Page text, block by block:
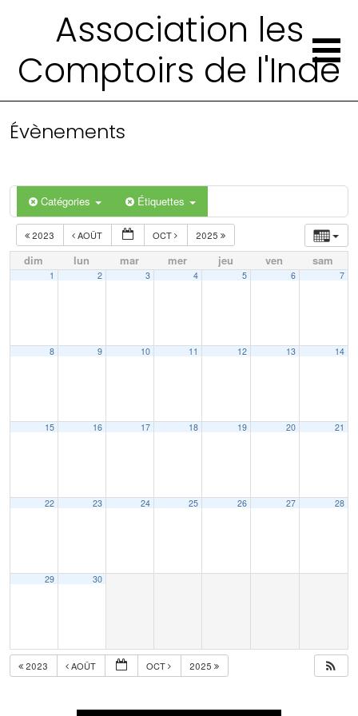
Association les
Comptoirs de l'Inde
Évènements
Catégories Étiquettes
2023 AOÛT OCT 2025
dim lun mar mer jeu ven sam
1 2 3 4 5 6 7
8 9 10 11 12 13 14
15 16 17 18 19 20 21
22 23 24 25 26 27 28
29 30
2023 AOÛT OCT 2025